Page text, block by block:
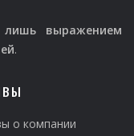
выражением
.
о компании